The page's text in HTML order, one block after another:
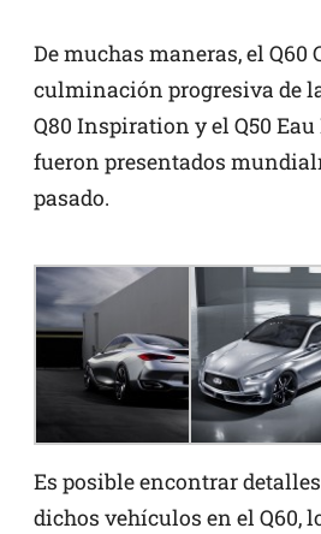
De muchas maneras, el Q60
culminación progresiva de
Q80 Inspiration y el Q50 Eau
fueron presentados
pasado.
Es posible encontrar
dichos vehículos en el Q60,